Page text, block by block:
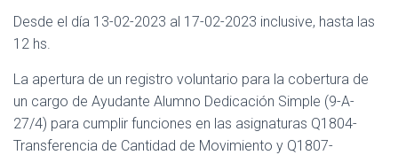
Desde el día 13-02-2023 al 17-02-2023 inclusive, hasta las
12 hs.
La apertura de un registro voluntario para la cobertura de
un cargo de Ayudante Alumno Dedicación Simple (9-A-
27/4) para cumplir funciones en las asignaturas Q1804-
Transferencia de Cantidad de Movimiento y Q1807-